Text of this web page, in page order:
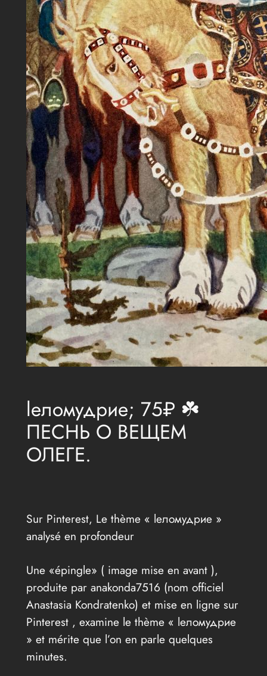
lеломудрие; 75₽ ☘️
ПЕСНЬ О ВЕЩЕМ
ОЛЕГЕ.
Sur Pinterest, Le thème « lеломудрие »
analysé en profondeur
Une «épingle» ( image mise en avant ),
produite par anakonda7516 (nom officiel
Anastasia Kondratenko) et mise en ligne sur
Pinterest , examine le thème « lеломудрие
» et mérite que l’on en parle quelques
minutes.